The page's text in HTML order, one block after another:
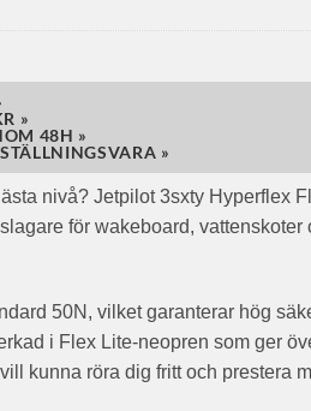
»
48H »
»
nivå? Jetpilot 3sxty Hyperflex
för wakeboard,
50N, vilket garanterar hög
i Flex Lite-neopren som ger
kunna röra dig fritt och prestera